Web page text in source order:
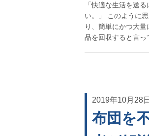
「快適な生活を送
い。」 このように
り、簡単にかつ大
品を回収すると言っ
2019年10月28日
布団を